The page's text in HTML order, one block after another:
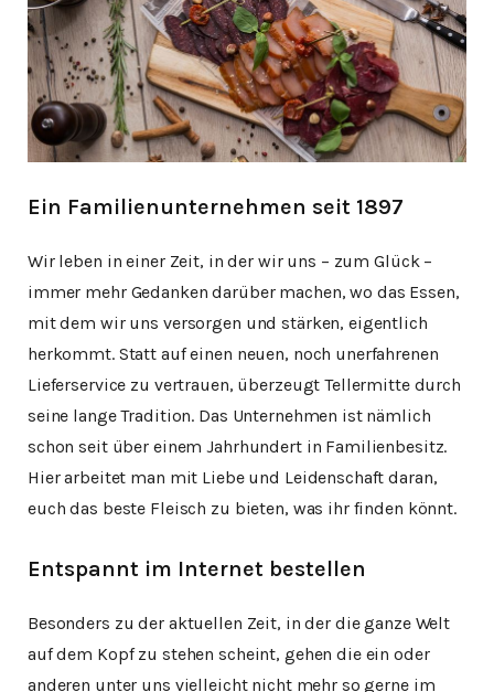
Ein Familienunternehmen seit 1897
Wir leben in einer Zeit, in der wir uns – zum Glück –
immer mehr Gedanken darüber machen, wo das Essen,
mit dem wir uns versorgen und stärken, eigentlich
herkommt. Statt auf einen neuen, noch unerfahrenen
Lieferservice zu vertrauen, überzeugt Tellermitte durch
seine lange Tradition. Das Unternehmen ist nämlich
schon seit über einem Jahrhundert in Familienbesitz.
Hier arbeitet man mit Liebe und Leidenschaft daran,
euch das beste Fleisch zu bieten, was ihr finden könnt.
Entspannt im Internet bestellen
Besonders zu der aktuellen Zeit, in der die ganze Welt
auf dem Kopf zu stehen scheint, gehen die ein oder
anderen unter uns vielleicht nicht mehr so gerne im